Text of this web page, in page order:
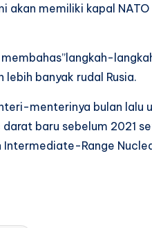
memiliki kapal
banyak rudal Rusia.
menterinya bulan lalu
baru sebelum 2021
Range